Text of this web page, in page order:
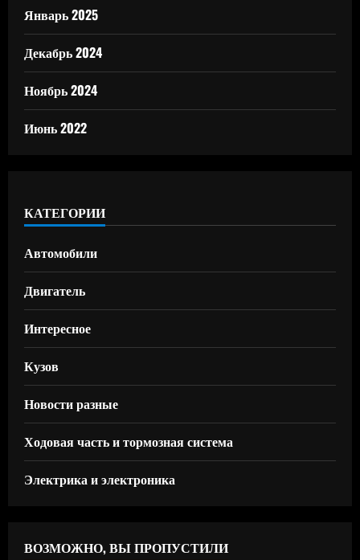
Январь 2025
Декабрь 2024
Ноябрь 2024
Июнь 2022
КАТЕГОРИИ
Автомобили
Двигатель
Интересное
Кузов
Новости разные
Ходовая часть и тормозная система
Электрика и электроника
ВОЗМОЖНО, ВЫ ПРОПУСТИЛИ